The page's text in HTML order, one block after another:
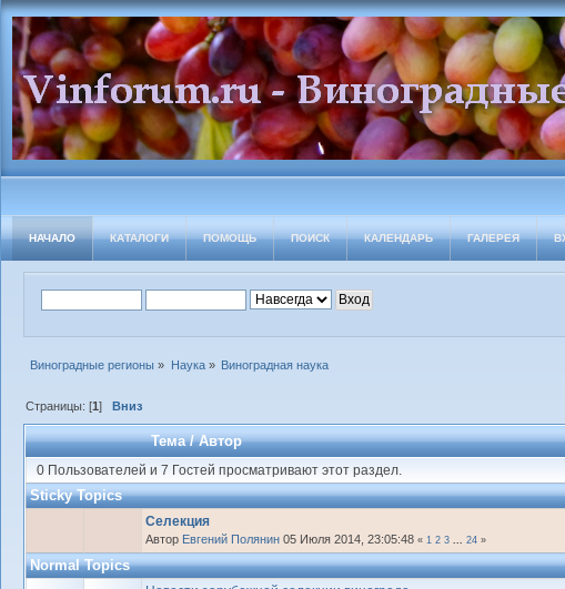
НАЧАЛО КАТАЛОГИ ПОМОЩЬ ПОИСК КАЛЕНДАРЬ ГАЛЕРЕЯ
Виноградные регионы » Наука» Виноградная наука
Страницы: [1] Вниз
Тема/Автор
0 Пользователей и 7 Гостей просматривают этот раздел.
Sticky Topics
Селекция
Автор Евгений Полянин 05 Июля 2014, 23:05:48 « 1 2 3 24 »
Normal Topics